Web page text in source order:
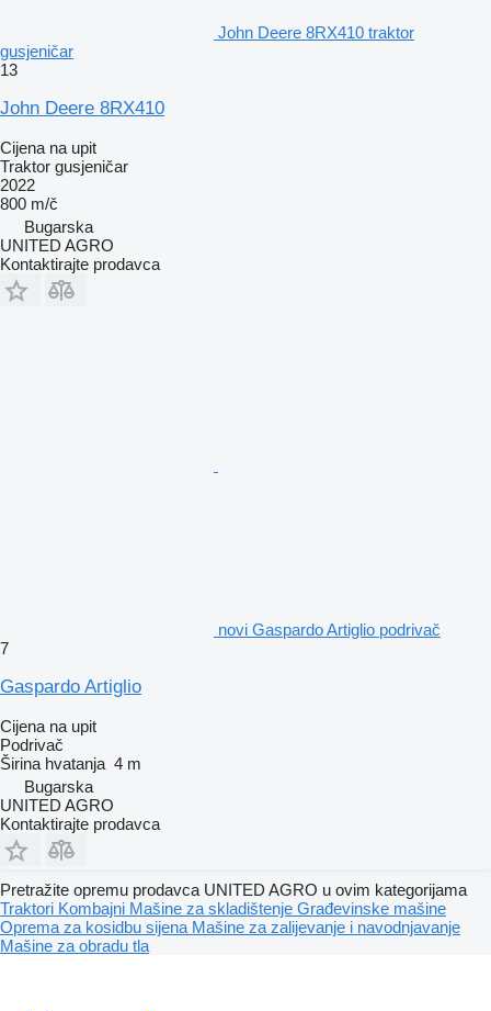
John Deere 8RX410 traktor
gusjeničar
13
John Deere 8RX410
Cijena na upit
Traktor gusjeničar
2022
800 m/č
Bugarska
UNITED AGRO
Kontaktirajte prodavca
novi Gaspardo Artiglio podrivač
7
Gaspardo Artiglio
Cijena na upit
Podrivač
Širina hvatanja 4 m
Bugarska
UNITED AGRO
Kontaktirajte prodavca
Pretražite opremu prodavca UNITED AGRO u ovim kategorijama
Traktori Kombajni Mašine za skladištenje Građevinske mašine
Oprema za kosidbu sijena Mašine za zaliјеvanje i navodnjavanje
Mašine za obradu tla